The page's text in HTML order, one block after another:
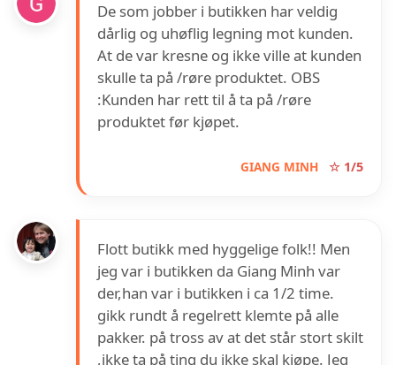
De som jobber i butikken har veldig
dårlig og uhøflig legning mot kunden.
At de var kresne og ikke ville at kunden
skulle ta på /røre produktet. OBS
:Kunden har rett til å ta på /røre
produktet før kjøpet.
GIANG MINH ☆ 1/5
Flott butikk med hyggelige folk!! Men
jeg var i butikken da Giang Minh var
der,han var i butikken i ca 1/2 time.
gikk rundt å regelrett klemte på alle
pakker. på tross av at det står stort skilt
,ikke ta på ting du ikke skal kjøpe. Jeg